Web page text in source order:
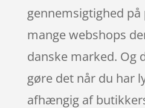
gennemsigtighed på
mange webshops
danske marked. Og
gøre det når du har
afhængig af